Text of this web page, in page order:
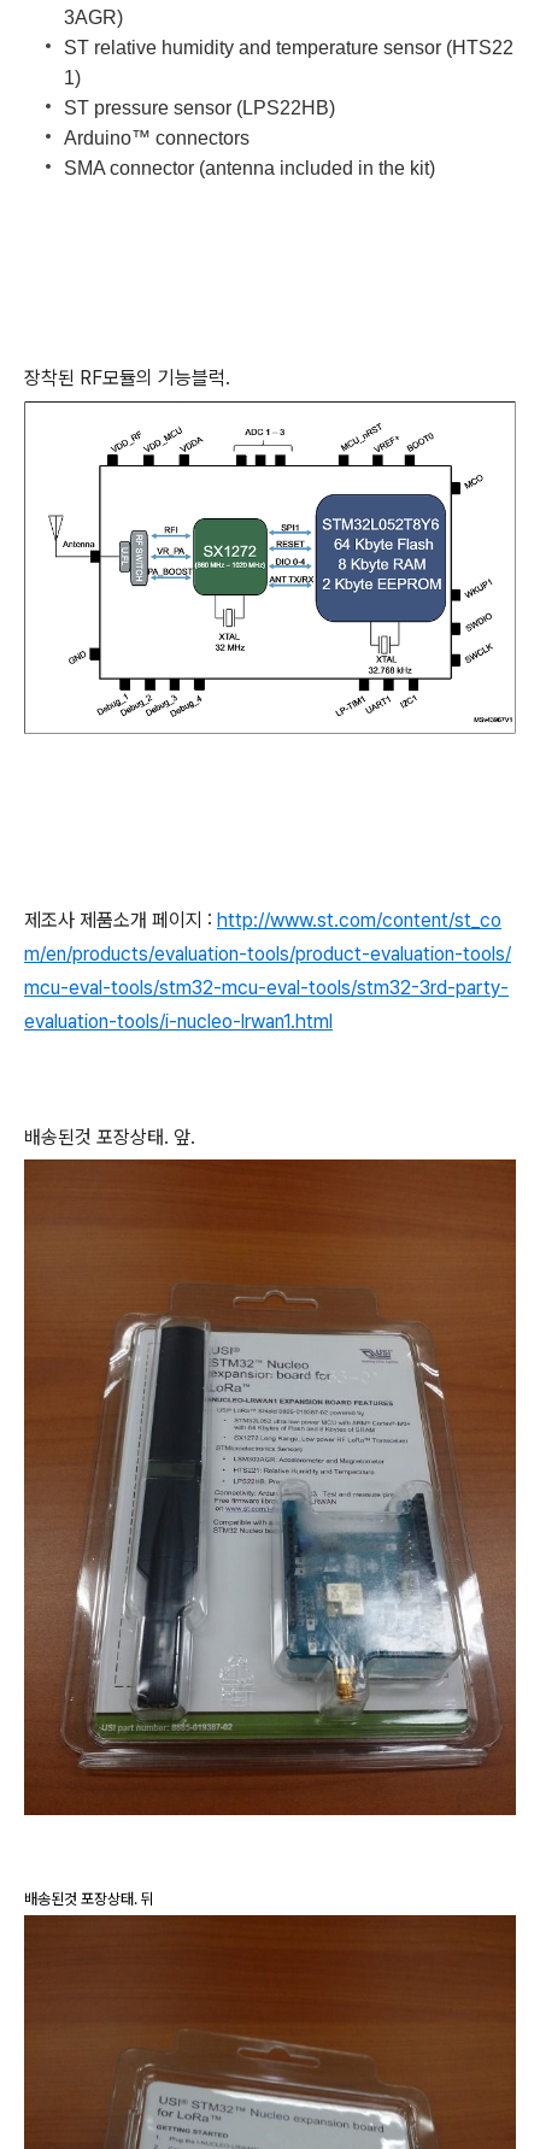
3AGR)
ST relative humidity and temperature sensor (HTS22
1)
ST pressure sensor (LPS22HB)
Arduino™ connectors
SMA connector (antenna included in the kit)
장착된 RF모듈의 기능블럭.
제조사 제품소개 페이지 : http://www.st.com/content/st_co
m/en/products/evaluation-tools/product-evaluation-tools/
mcu-eval-tools/stm32-mcu-eval-tools/stm32-3rd-party-
evaluation-tools/i-nucleo-lrwan1.html
배송된것 포장상태. 앞.
배송된것 포장상태. 뒤